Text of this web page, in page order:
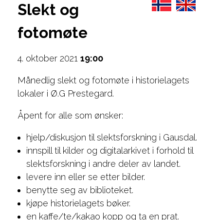
Slekt og
fotomøte
4. oktober 2021 19:00
Månedlig slekt og fotomøte i historielagets
lokaler i Ø.G Prestegard.
Åpent for alle som ønsker:
hjelp/diskusjon til slektsforskning i Gausdal.
innspill til kilder og digitalarkivet i forhold til
slektsforskning i andre deler av landet.
levere inn eller se etter bilder.
benytte seg av biblioteket.
kjøpe historielagets bøker.
en kaffe/te/kakao kopp og ta en prat.